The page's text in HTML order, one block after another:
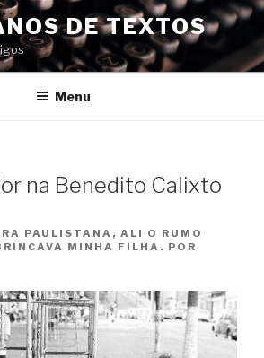
DE TEXTOS
Menu
na Benedito Calixto
PAULISTANA, ALI O RUMO
MINHA FILHA. POR